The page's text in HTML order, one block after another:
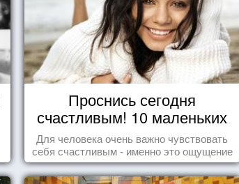
Проснись сегодня
счастливым! 10 маленьких
радостей настоящего
Счастья
Для человека очень важно чувствовать
себя счастливым - именно это ощущение
дарит позитивные эмоции и превращает
каждый день в маленький праздник.